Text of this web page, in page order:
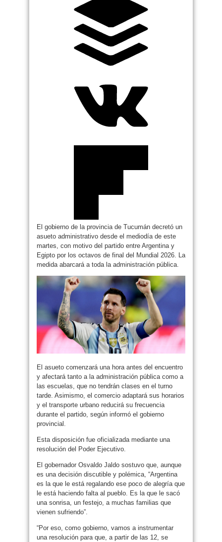
El gobierno de la provincia de Tucumán decretó un
asueto administrativo desde el mediodía de este
martes, con motivo del partido entre Argentina y
Egipto por los octavos de final del Mundial 2026. La
medida abarcará a toda la administración pública.
El asueto comenzará una hora antes del encuentro
y afectará tanto a la administración pública como a
las escuelas, que no tendrán clases en el turno
tarde. Asimismo, el comercio adaptará sus horarios
y el transporte urbano reducirá su frecuencia
durante el partido, según informó el gobierno
provincial.
Esta disposición fue oficializada mediante una
resolución del Poder Ejecutivo.
El gobernador Osvaldo Jaldo sostuvo que, aunque
es una decisión discutible y polémica, “Argentina
es la que le está regalando ese poco de alegría que
le está haciendo falta al pueblo. Es la que le sacó
una sonrisa, un festejo, a muchas familias que
vienen sufriendo”.
“Por eso, como gobierno, vamos a instrumentar
una resolución para que, a partir de las 12, se